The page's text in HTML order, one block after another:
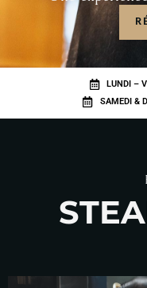
LUNDI –
SAMEDI &